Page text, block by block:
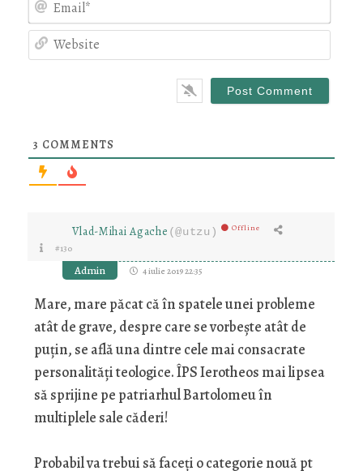
3 COMMENTS
Vlad-Mihai Agache (@utzu) Offline
#130
Admin 4 iulie 2019 22:35
Mare, mare păcat că în spatele unei probleme
atât de grave, despre care se vorbește atât de
puțin, se află una dintre cele mai consacrate
personalități teologice. ÎPS Ierotheos mai lipsea
să sprijine pe patriarhul Bartolomeu în
multiplele sale căderi!
Probabil va trebui să faceți o categorie nouă pt